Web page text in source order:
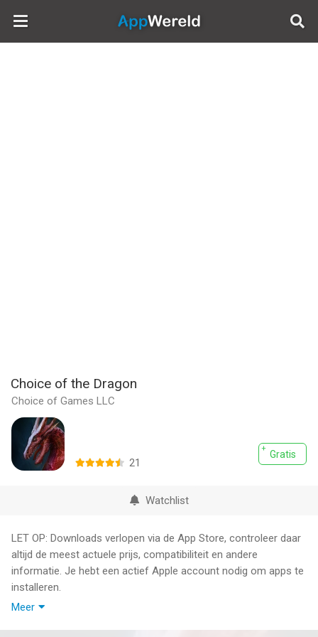
AppWereld
Choice of the Dragon
Choice of Games LLC
Gratis
21
Watchlist
LET OP: Downloads verlopen via de App Store, controleer daar
altijd de meest actuele prijs, compatibiliteit en andere
informatie. Je hebt een actief Apple account nodig om apps te
installeren.
Meer